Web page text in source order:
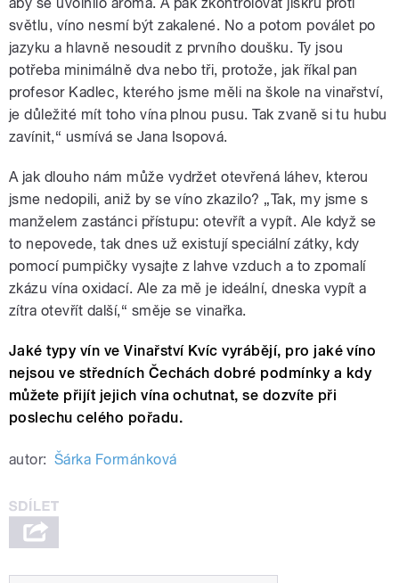
světlu, víno nesmí být zakalené. No a potom poválet po
jazyku a hlavně nesoudit z prvního doušku. Ty jsou
potřeba minimálně dva nebo tři, protože, jak říkal pan
profesor Kadlec, kterého jsme měli na škole na vinařství,
je důležité mít toho vína plnou pusu. Tak zvaně si tu hubu
zavínit,“ usmívá se Jana Isopová.
A jak dlouho nám může vydržet otevřená láhev, kterou
jsme nedopili, aniž by se víno zkazilo? „Tak, my jsme s
manželem zastánci přístupu: otevřít a vypít. Ale když se
to nepovede, tak dnes už existují speciální zátky, kdy
pomocí pumpičky vysajte z lahve vzduch a to zpomalí
zkázu vína oxidací. Ale za mě je ideální, dneska vypít a
zítra otevřít další,“ směje se vinařka.
Jaké typy vín ve Vinařství Kvíc vyrábějí, pro jaké víno
nejsou ve středních Čechách dobré podmínky a kdy
můžete přijít jejich vína ochutnat, se dozvíte při
poslechu celého pořadu.
autor: Šárka Formánková